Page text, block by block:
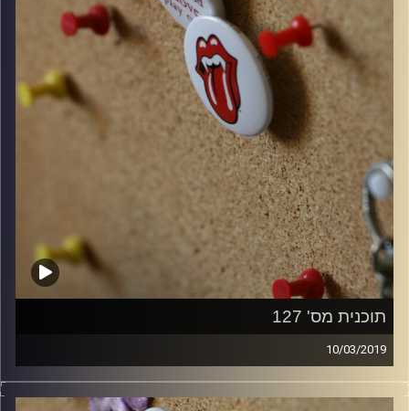
תוכנית מס' 127
10/03/2019
קלאסיקות רוק עם אורן הוף.